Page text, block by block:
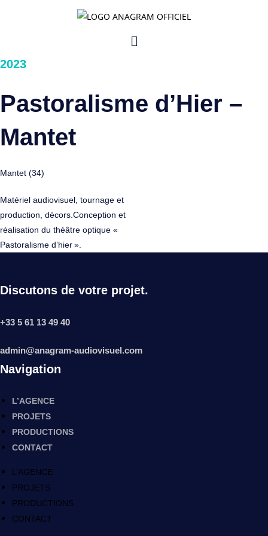
2023
Pastoralisme d’Hier –
Mantet
Mantet (34)
Matériel audiovisuel, tournage et
production, décors.Conception et
réalisation du théâtre optique «
Pastoralisme d’hier ».
Discutons de votre projet.
+33 5 61 13 49 40
admin@anagram-audiovisuel.com
Navigation
L’AGENCE
PROJETS
PRODUCTIONS
CONTACT
L’AGENCE
PROJETS
PRODUCTIONS
CONTACT